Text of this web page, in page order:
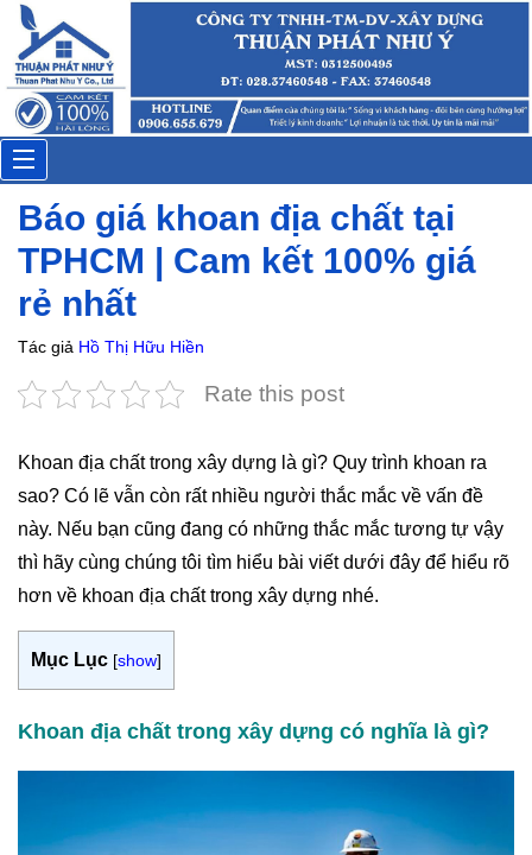
Toggle
navigation
Báo giá khoan địa chất tại
TPHCM | Cam kết 100% giá
rẻ nhất
Tác giả Hồ Thị Hữu Hiền
Rate this post
Khoan địa chất trong xây dựng là gì? Quy trình khoan ra
sao? Có lẽ vẫn còn rất nhiều người thắc mắc về vấn đề
này. Nếu bạn cũng đang có những thắc mắc tương tự vậy
thì hãy cùng chúng tôi tìm hiểu bài viết dưới đây để hiểu rõ
hơn về khoan địa chất trong xây dựng nhé.
Mục Lục [show]
Khoan địa chất trong xây dựng có nghĩa là gì?
Anh Phước
Đặt lịch: 26 phút trước